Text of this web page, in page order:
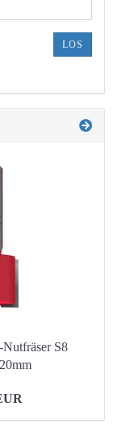
LOS
S8